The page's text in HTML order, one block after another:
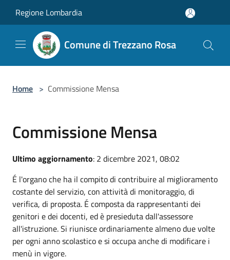
Regione Lombardia
Comune di Trezzano Rosa
Home > Commissione Mensa
Commissione Mensa
Ultimo aggiornamento: 2 dicembre 2021, 08:02
É l'organo che ha il compito di contribuire al miglioramento
costante del servizio, con attività di monitoraggio, di
verifica, di proposta. É composta da rappresentanti dei
genitori e dei docenti, ed è presieduta dall'assessore
all'istruzione. Si riunisce ordinariamente almeno due volte
per ogni anno scolastico e si occupa anche di modificare i
menù in vigore.